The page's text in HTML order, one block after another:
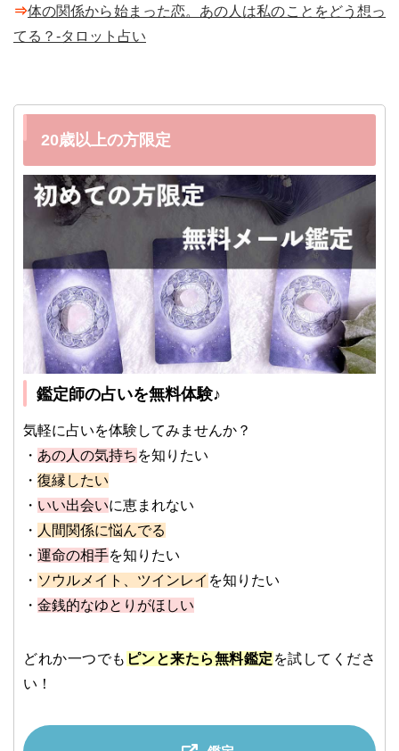
⇒体の関係から始まった恋。あの人は私のことをどう想っ
てる？-タロット占い
20歳以上の方限定
鑑定師の占いを無料体験♪
気軽に占いを体験してみませんか？
・ あの人の気持ち を知りたい
・ 復縁したい
・ いい出会いに恵まれない
・ 人間関係に悩んでる
・ 運命の相手を知りたい
・ ソウルメイト、ツインレイ を知りたい
・ 金銭的なゆとりがほしい
どれか一つでも ピンと来たら無料鑑定 を試してくださ
い！